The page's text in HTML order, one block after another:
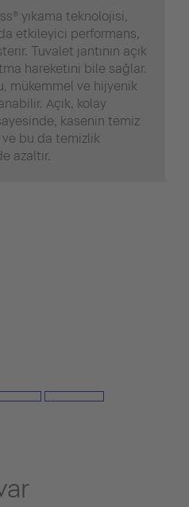
yıkama teknolojisi,
etkileyici performans,
Tuvalet jantının açık
hareketini bile sağlar.
mükemmel ve hijyenik
Açık, kolay
kasenin temiz
ve bu da temizlik
azaltır.